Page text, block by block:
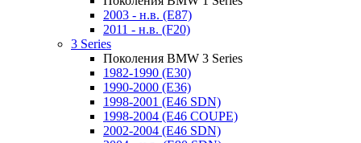
2003 - н.в. (E87)
2011 - н.в. (F20)
3 Series
Поколения BMW 3 Series
1982-1990 (E30)
1990-2000 (E36)
1998-2001 (E46 SDN)
1998-2004 (E46 COUPE)
2002-2004 (E46 SDN)